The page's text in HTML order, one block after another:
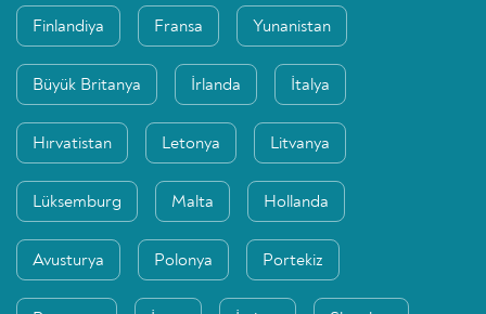
Finlandiya Fransa Yunanistan
Büyük Britanya İrlanda İtalya
Hırvatistan Letonya Litvanya
Lüksemburg Malta Hollanda
Avusturya Polonya Portekiz